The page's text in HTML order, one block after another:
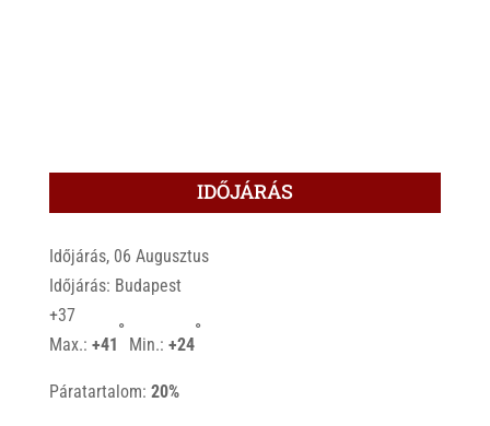
IDŐJÁRÁS
Időjárás, 06 Augusztus
Időjárás: Budapest
+37
Max.: +41
°
Min.: +24
°
Páratartalom: 20%